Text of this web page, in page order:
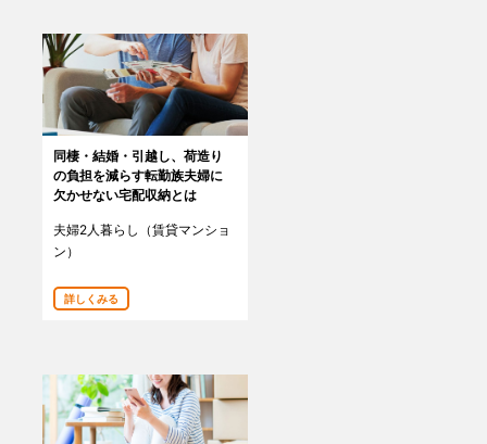
同棲・結婚・引越し、荷造り
の負担を減らす転勤族夫婦に
欠かせない宅配収納とは
夫婦2人暮らし（賃貸マンショ
ン）
詳しくみる